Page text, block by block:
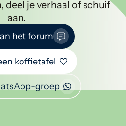
deel je verhaal of schuif
aan.
het forum
koffietafel
groep